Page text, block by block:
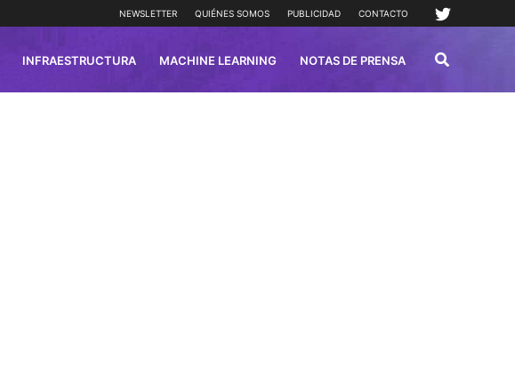
NEWSLETTER QUIÉNES SOMOS PUBLICIDAD CONTACTO
INFRAESTRUCTURA MACHINE LEARNING NOTAS DE PRENSA